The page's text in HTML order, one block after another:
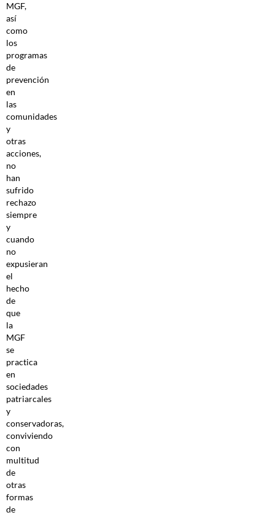
MGF,
así
como
los
programas
de
prevención
en
las
comunidades
y
otras
acciones,
no
han
sufrido
rechazo
siempre
y
cuando
no
expusieran
el
hecho
de
que
la
MGF
se
practica
en
sociedades
patriarcales
y
conservadoras,
conviviendo
con
multitud
de
otras
formas
de